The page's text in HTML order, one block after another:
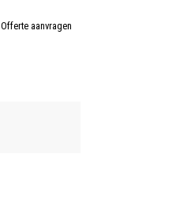
Offerte aanvragen